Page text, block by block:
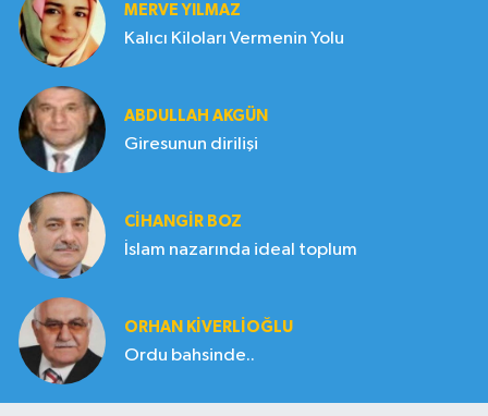
MERVE YILMAZ
Kalıcı Kiloları Vermenin Yolu
ABDULLAH AKGÜN
Giresunun dirilişi
CIHANGIR BOZ
İslam nazarında ideal toplum
ORHAN KIVERLIOĞLU
Ordu bahsinde..